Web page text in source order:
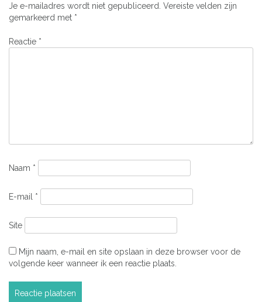
Je e-mailadres wordt niet gepubliceerd. Vereiste velden zijn
gemarkeerd met *
Reactie *
Naam *
E-mail *
Site
Mijn naam, e-mail en site opslaan in deze browser voor de
volgende keer wanneer ik een reactie plaats.